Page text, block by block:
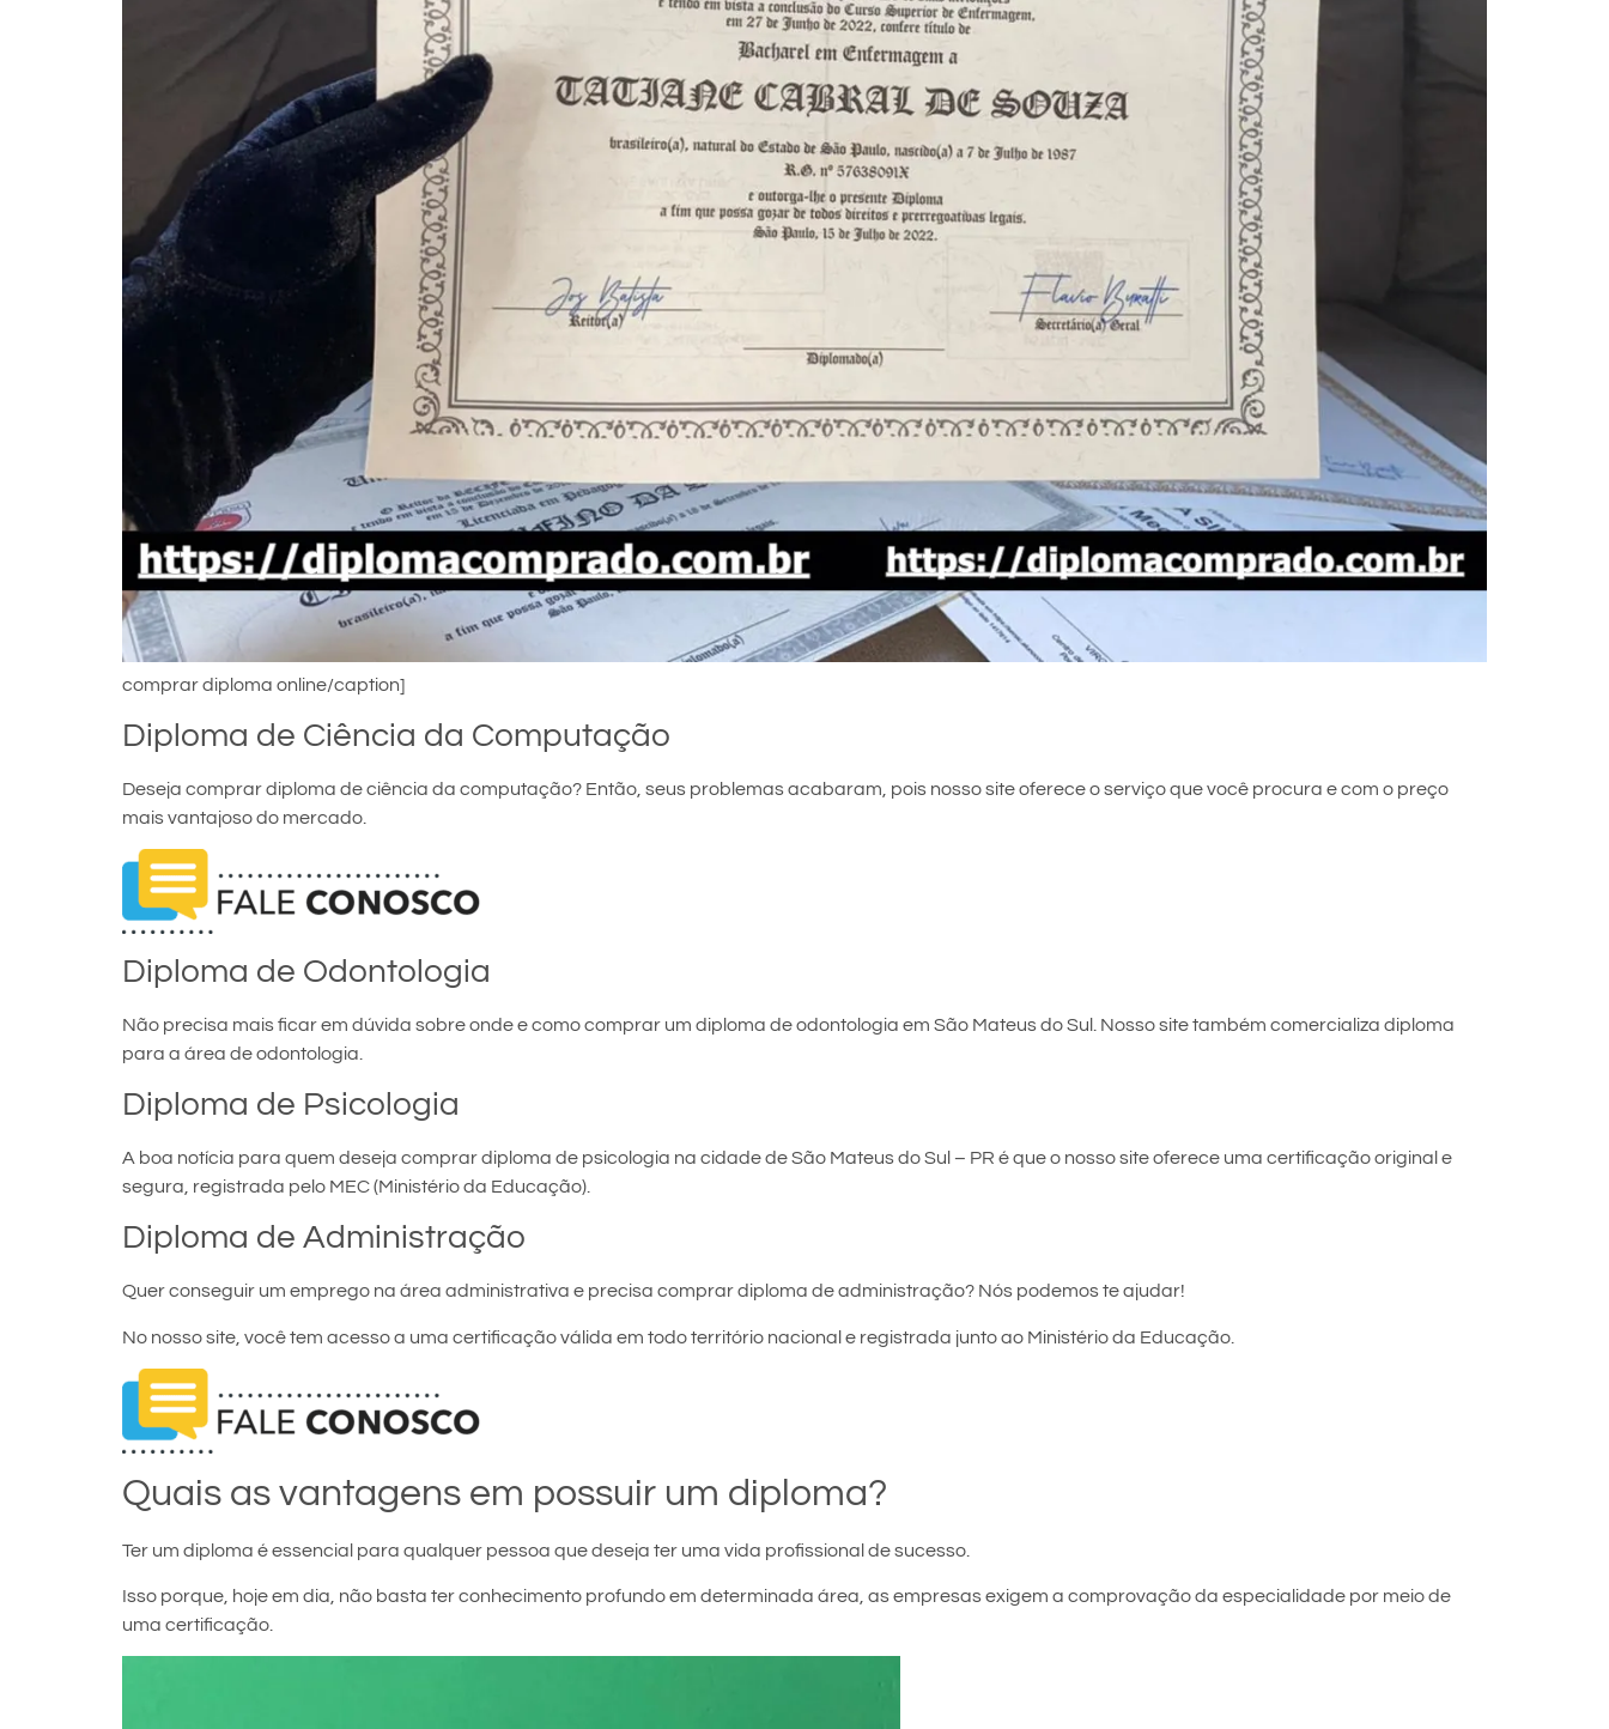
comprar diploma online/caption]
Diploma de Ciência da Computação
Deseja comprar diploma de ciência da computação? Então, seus problemas acabaram, pois nosso site oferece o serviço que você procura e com o preço
mais vantajoso do mercado.
Diploma de Odontologia
Não precisa mais ficar em dúvida sobre onde e como comprar um diploma de odontologia em São Mateus do Sul. Nosso site também comercializa diploma
para a área de odontologia.
Diploma de Psicologia
A boa notícia para quem deseja comprar diploma de psicologia na cidade de São Mateus do Sul – PR é que o nosso site oferece uma certificação original e
segura, registrada pelo MEC (Ministério da Educação).
Diploma de Administração
Quer conseguir um emprego na área administrativa e precisa comprar diploma de administração? Nós podemos te ajudar!
No nosso site, você tem acesso a uma certificação válida em todo território nacional e registrada junto ao Ministério da Educação.
Quais as vantagens em possuir um diploma?
Ter um diploma é essencial para qualquer pessoa que deseja ter uma vida profissional de sucesso.
Isso porque, hoje em dia, não basta ter conhecimento profundo em determinada área, as empresas exigem a comprovação da especialidade por meio de
uma certificação.